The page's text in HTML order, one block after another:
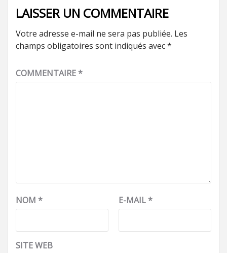
LAISSER UN COMMENTAIRE
Votre adresse e-mail ne sera pas publiée. Les
champs obligatoires sont indiqués avec*
COMMENTAIRE*
NOM * E-MAIL*
SITE WEB